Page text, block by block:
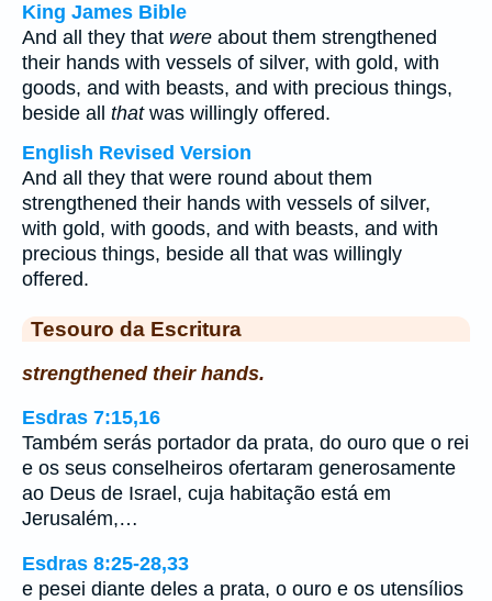
King James Bible
And all they that were about them strengthened
their hands with vessels of silver, with gold, with
goods, and with beasts, and with precious things,
beside all thatwas willingly offered.
English Revised Version
And all they that were round about them
strengthened their hands with vessels of silver,
with gold, with goods, and with beasts, and with
precious things, beside all that was willingly
offered.
Tesouro da Escritura
strengthened their hands.
Esdras 7:15,16
Também serás portador da prata, do ouro que o rei
e os seus conselheiros ofertaram generosamente
ao Deus de Israel, cuja habitação está em
Jerusalém,…
Esdras 8:25-28,33
e pesei diante deles a prata, o ouro e os utensílios